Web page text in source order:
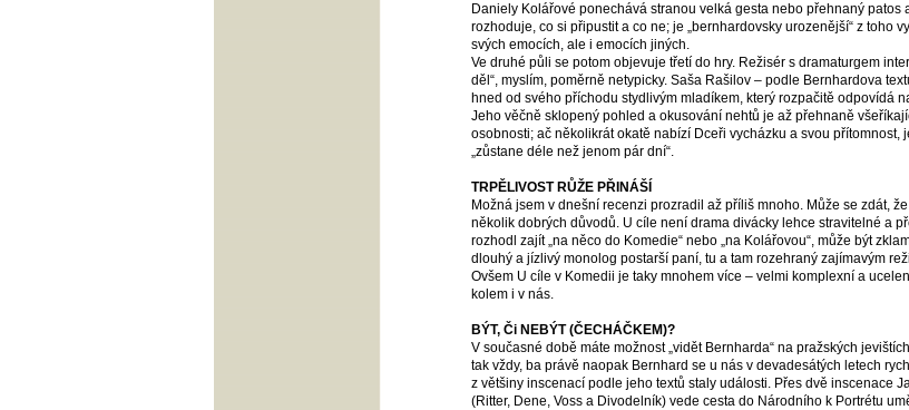
Daniely Kolářové ponechává stranou velká gesta nebo přehnaný patos
rozhoduje, co si připustit a co ne; je „bernhardovsky urozenější“ z toho
svých emocích, ale i emocích jiných.
Ve druhé půli se potom objevuje třetí do hry. Režisér s dramaturgem
děl“, myslím, poměrně netypicky. Saša Rašilov – podle Bernhardova
hned od svého příchodu stydlivým mladíkem, který rozpačitě odpovídá
Jeho věčně sklopený pohled a okusování nehtů je až přehnaně
osobnosti; ač několikrát okatě nabízí Dceři vycházku a svou přítomnost,
„zůstane déle než jenom pár dní“.
TRPĚLIVOST RŮŽE PŘINÁŠÍ
Možná jsem v dnešní recenzi prozradil až příliš mnoho. Může se zdát,
několik dobrých důvodů. U cíle není drama divácky lehce stravitelné a
rozhodl zajít „na něco do Komedie“ nebo „na Kolářovou“, může být
dlouhý a jízlivý monolog postarší paní, tu a tam rozehraný zajímavým
Ovšem U cíle v Komedii je taky mnohem více – velmi komplexní a
kolem i v nás.
BÝT, Či NEBÝT (ČECHÁČKEM)?
V současné době máte možnost „vidět Bernharda“ na pražských
tak vždy, ba právě naopak Bernhard se u nás v devadesátých letech
z většiny inscenací podle jeho textů staly události. Přes dvě inscenace
(Ritter, Dene, Voss a Divodelník) vede cesta do Národního k Portrétu